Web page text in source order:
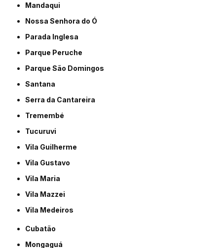
Mandaqui
Nossa Senhora do Ó
Parada Inglesa
Parque Peruche
Parque São Domingos
Santana
Serra da Cantareira
Tremembé
Tucuruvi
Vila Guilherme
Vila Gustavo
Vila Maria
Vila Mazzei
Vila Medeiros
Cubatão
Mongaguá